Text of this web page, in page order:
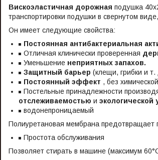
Вискоэластичная дорожная подушка
транспортировки подушки в свернутом
Он имеет следующие свойства:
Постоянная антибактериальная
Отличная клинически проверенная
Уменьшение неприятных запахов.
Защитный барьер (клещи, грибки и
Постоянный эффект , без
Постельные принадлежности
отслеживаемостью и экологической
водонепроницаемый
Полиуретановая мембрана
Простота обслуживания
Позволяет стирать в машине (максимум